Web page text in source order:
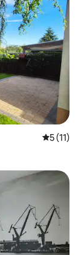
平均评分
5 (11)